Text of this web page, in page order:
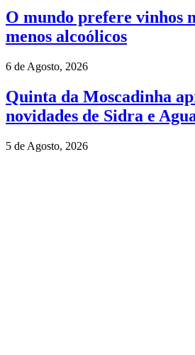
O mundo prefere vinhos
menos alcoólicos
6 de Agosto, 2026
Quinta da Moscadinha
novidades de Sidra e
5 de Agosto, 2026